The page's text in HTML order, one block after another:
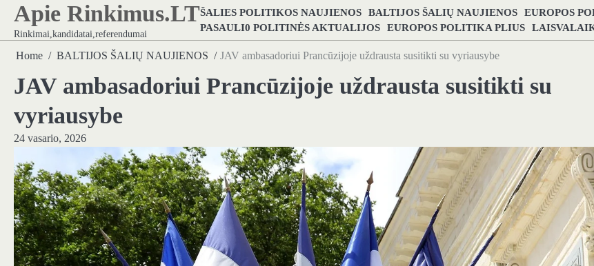
Skip
content
Apie Rinkimus.LT
Rinkimai,kandidatai,referendumai
ŠALIES POLITIKOS NAUJIENOS BALTIJOS ŠALIŲ NAUJIENOS EUROPOS
PASAULI0 POLITINĖS AKTUALIJOS EUROPOS POLITIKA PLIUS
Home BALTIJOS ŠALIŲ NAUJIENOS JAV ambasadoriui Prancūzijoje uždrausta susitikti su vyriausybe
JAV ambasadoriui Prancūzijoje uždrausta susitikti su
vyriausybe
24 vasario, 2026